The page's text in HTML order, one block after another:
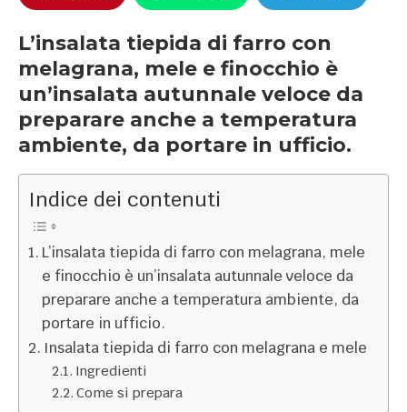
L’insalata tiepida di farro con
melagrana, mele e finocchio è
un’insalata autunnale veloce da
preparare anche a temperatura
ambiente, da portare in ufficio.
Indice dei contenuti
L’insalata tiepida di farro con melagrana, mele
e finocchio è un’insalata autunnale veloce da
preparare anche a temperatura ambiente, da
portare in ufficio.
Insalata tiepida di farro con melagrana e mele
Ingredienti
Come si prepara